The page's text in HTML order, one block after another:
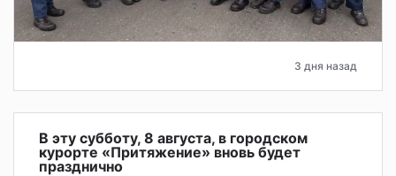
3 дня назад
В эту субботу, 8 августа, в городском
курорте «Притяжение» вновь будет
празднично